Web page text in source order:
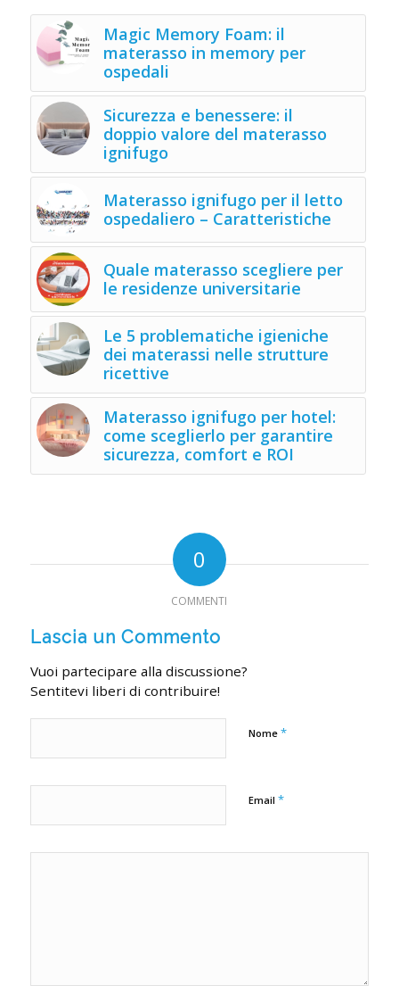
Magic Memory Foam: il
materasso in memory per
ospedali
Sicurezza e benessere: il
doppio valore del materasso
ignifugo
Materasso ignifugo per il letto
ospedaliero – Caratteristiche
Quale materasso scegliere per
le residenze universitarie
Le 5 problematiche igieniche
dei materassi nelle strutture
ricettive
Materasso ignifugo per hotel:
come sceglierlo per garantire
sicurezza, comfort e ROI
0
COMMENTI
Lascia un Commento
Vuoi partecipare alla discussione?
Sentitevi liberi di contribuire!
Nome *
Email *